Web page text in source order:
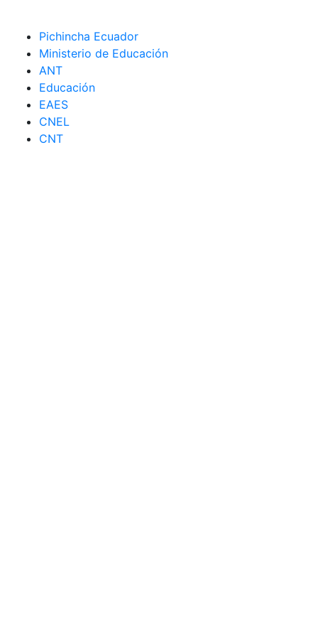
Pichincha Ecuador
Ministerio de Educación
ANT
Educación
EAES
CNEL
CNT